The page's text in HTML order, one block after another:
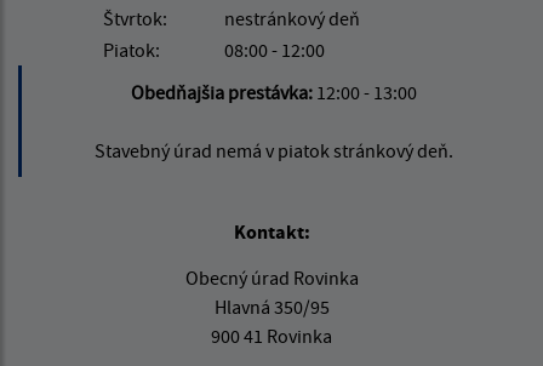
Štvrtok:
nestránkový deň
Piatok:
08:00 - 12:00
Obedňajšia prestávka: 12:00 - 13:00
Stavebný úrad nemá v piatok stránkový deň.
Kontakt:
Obecný úrad Rovinka
Hlavná 350/95
900 41 Rovinka